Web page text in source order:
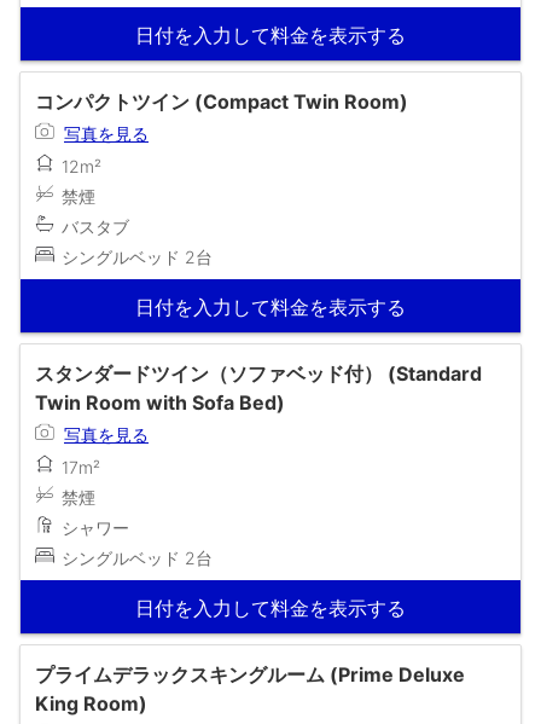
日付を入力して料金を表示する
コンパクトツイン (Compact Twin Room)
写真を見る
12m²
禁煙
バスタブ
シングルベッド 2台
日付を入力して料金を表示する
スタンダードツイン（ソファベッド付） (Standard
Twin Room with Sofa Bed)
写真を見る
17m²
禁煙
シャワー
シングルベッド 2台
日付を入力して料金を表示する
プライムデラックスキングルーム (Prime Deluxe
King Room)